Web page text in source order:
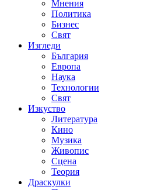
Мнения
Политика
Бизнес
Свят
Изгледи
България
Европа
Наука
Технологии
Свят
Изкуство
Литература
Кино
Музика
Живопис
Сцена
Теория
Драскулки